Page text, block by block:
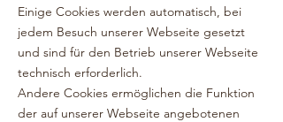
Einige Cookies werden automatisch, bei
jedem Besuch unserer Webseite gesetzt
und sind für den Betrieb unserer Webseite
technisch erforderlich.
Andere Cookies ermöglichen die Funktion
der auf unserer Webseite angebotenen